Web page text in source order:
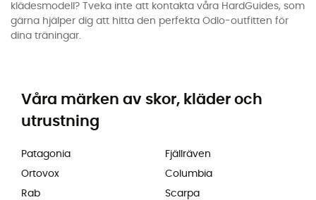
klädesmodell? Tveka inte att kontakta våra HardGuides, som
gärna hjälper dig att hitta den perfekta Odlo-outfitten för
dina träningar.
Våra märken av skor, kläder och
utrustning
Patagonia
Ortovox
Rab
Fjällräven
Columbia
Scarpa